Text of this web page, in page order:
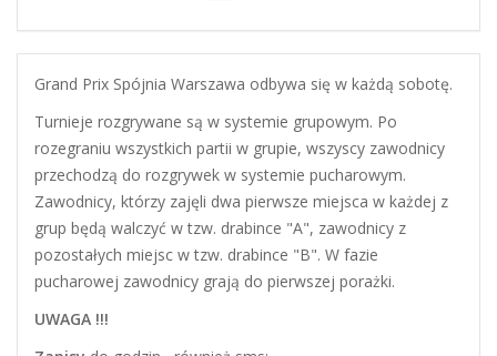
Grand Prix Spójnia Warszawa odbywa się w każdą sobotę.
Turnieje rozgrywane są w systemie grupowym. Po
rozegraniu wszystkich partii w grupie, wszyscy zawodnicy
przechodzą do rozgrywek w systemie pucharowym.
Zawodnicy, którzy zajęli dwa pierwsze miejsca w każdej z
grup będą walczyć w tzw. drabince "A", zawodnicy z
pozostałych miejsc w tzw. drabince "B". W fazie
pucharowej zawodnicy grają do pierwszej porażki.
UWAGA !!!